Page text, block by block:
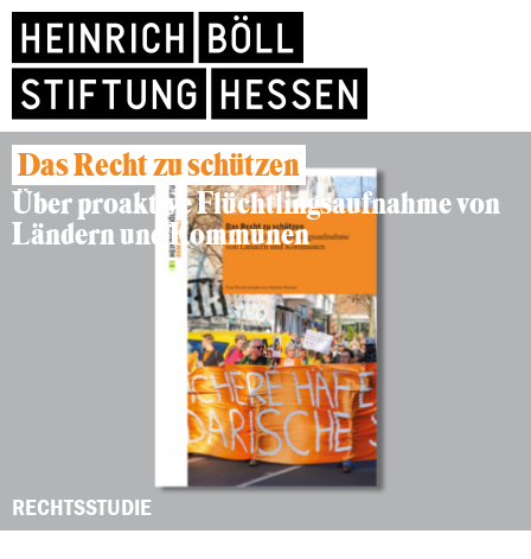
Das Recht zu schützen
Über proaktive Flüchtlingsaufnahme von
Ländern und Kommunen
RECHTSSTUDIE